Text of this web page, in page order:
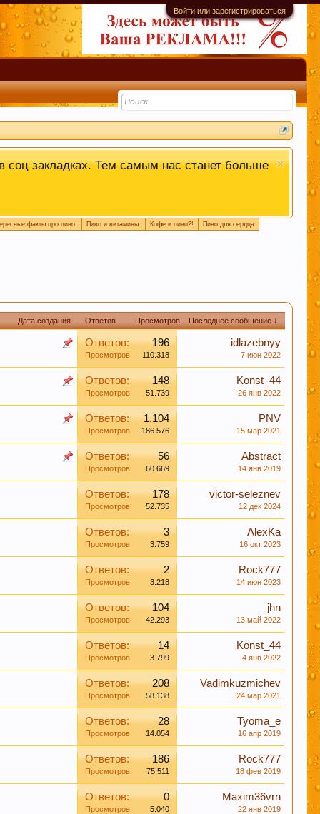
Войти или зарегистрироваться
Это поможет быстро находить
совет.
соц закладках. Тем самым нас станет больше
вызывает только вкус пива,
предотвратят рак.
с заболеваниями сердечно-
Пиво же наоборот защищает ДНК.
их профилактики
этот момент, Вам будут предложены
уже поднимался на обсуждение.
датами, просьба не принимать советы,
неверность таких методов делают все по
переспрашивайте!
слова. Данная функция позволяет
так же помочь и по возможности
форума.
факты про пиво. Пиво и витамины. Кофе и пиво?!
Пиво для сердца
Дата создания Ответов Просмотров Последнее сообщение ↓
Ответов: 196
Просмотров: 110.318
idlazebnyy
7 июн 2022
Ответов: 148
Просмотров: 51.739
Konst_44
26 янв 2022
Ответов: 1.104
Просмотров: 186.576
PNV
15 мар 2021
Ответов: 56
Просмотров: 60.669
Abstract
14 янв 2019
Ответов: 178
Просмотров: 52.735
victor-seleznev
12 дек 2024
Ответов: 3
Просмотров: 3.759
AlexKa
16 окт 2023
Ответов: 2
Просмотров: 3.218
Rock777
14 июн 2023
Ответов: 104
Просмотров: 42.293
jhn
13 май 2022
Ответов: 14
Просмотров: 3.799
Konst_44
4 янв 2022
Ответов: 208
Просмотров: 58.138
Vadimkuzmichev
24 мар 2021
Ответов: 28
Просмотров: 14.054
Tyoma_e
16 апр 2019
Ответов: 186
Просмотров: 75.511
Rock777
18 фев 2019
Ответов: 0
Просмотров: 5.040
Maxim36vrn
22 янв 2019